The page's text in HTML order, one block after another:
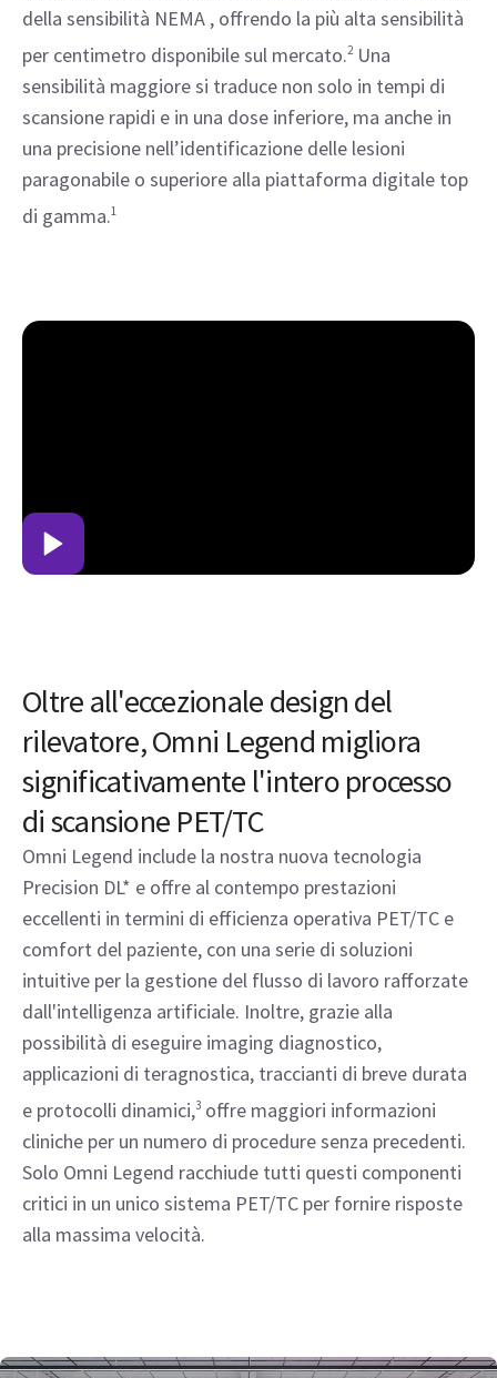
della sensibilità NEMA , offrendo la più alta sensibilità
per centimetro disponibile sul mercato.2Una
sensibilità maggiore si traduce non solo in tempi di
scansione rapidi e in una dose inferiore, ma anche in
una precisione nell’identificazione delle lesioni
paragonabile o superiore alla piattaforma digitale top
di gamma.1
Oltre all'eccezionale design del
rilevatore, Omni Legend migliora
significativamente l'intero processo
di scansione PET/TC
Omni Legend include la nostra nuova tecnologia
Precision DL* e offre al contempo prestazioni
eccellenti in termini di efficienza operativa PET/TC e
comfort del paziente, con una serie di soluzioni
intuitive per la gestione del flusso di lavoro rafforzate
dall'intelligenza artificiale. Inoltre, grazie alla
possibilità di eseguire imaging diagnostico,
applicazioni di teragnostica, traccianti di breve durata
e protocolli dinamici,3 offre maggiori informazioni
cliniche per un numero di procedure senza precedenti.
Solo Omni Legend racchiude tutti questi componenti
critici in un unico sistema PET/TC per fornire risposte
alla massima velocità.